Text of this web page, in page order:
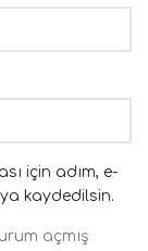
için adım, e-
kaydedilsin.
açmış